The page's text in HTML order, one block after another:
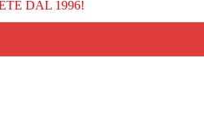
DAL 1996!